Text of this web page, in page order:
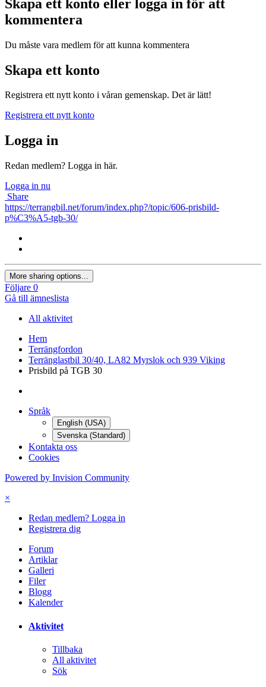
Skapa ett konto eller logga in för att
kommentera
Du måste vara medlem för att kunna kommentera
Skapa ett konto
Registrera ett nytt konto i våran gemenskap. Det är lätt!
Registrera ett nytt konto
Logga in
Redan medlem? Logga in här.
Logga in nu
Share
https://terrangbil.net/forum/index.php?/topic/606-prisbild-
p%C3%A5-tgb-30/
More sharing options...
Följare 0
Gå till ämneslista
All aktivitet
Hem
Terrängfordon
Terränglastbil 30/40, LA82 Myrslok och 939 Viking
Prisbild på TGB 30
Språk
English (USA)
Svenska (Standard)
Kontakta oss
Cookies
Powered by Invision Community
×
Redan medlem? Logga in
Registrera dig
Forum
Artiklar
Galleri
Filer
Blogg
Kalender
Aktivitet
Tillbaka
All aktivitet
Sök